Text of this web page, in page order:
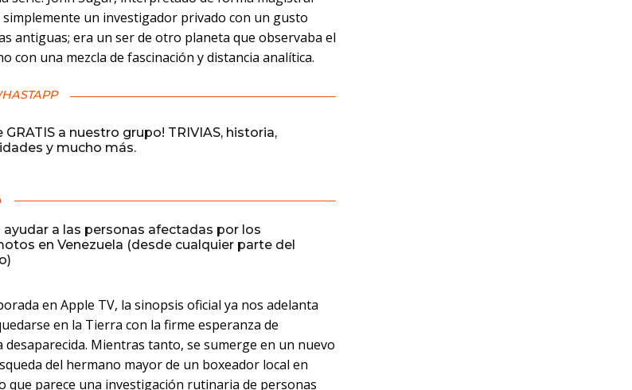
un investigador privado con un gusto
antiguas; era un ser de otro planeta que observaba el
con una mezcla de fascinación y distancia analítica.
GRATIS a nuestro grupo! TRIVIAS, historia,
y mucho más.
ayudar a las personas afectadas por los
en Venezuela (desde cualquier parte del
en Apple TV, la sinopsis oficial ya nos adelanta
en la Tierra con la firme esperanza de
Mientras tanto, se sumerge en un nuevo
del hermano mayor de un boxeador local en
que parece una investigación rutinaria de personas